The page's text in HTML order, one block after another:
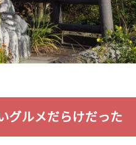
グルメだらけだった